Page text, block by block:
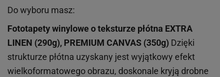
Do wyboru masz:
Fototapety winylowe oteksturze płótna EXTRA
LINEN (290g), PREMIUM CANVAS (350g) Dzięki
strukturze płótna uzyskany jest wyjątkowy efekt
wielkoformatowego obrazu, doskonale kryją drobne